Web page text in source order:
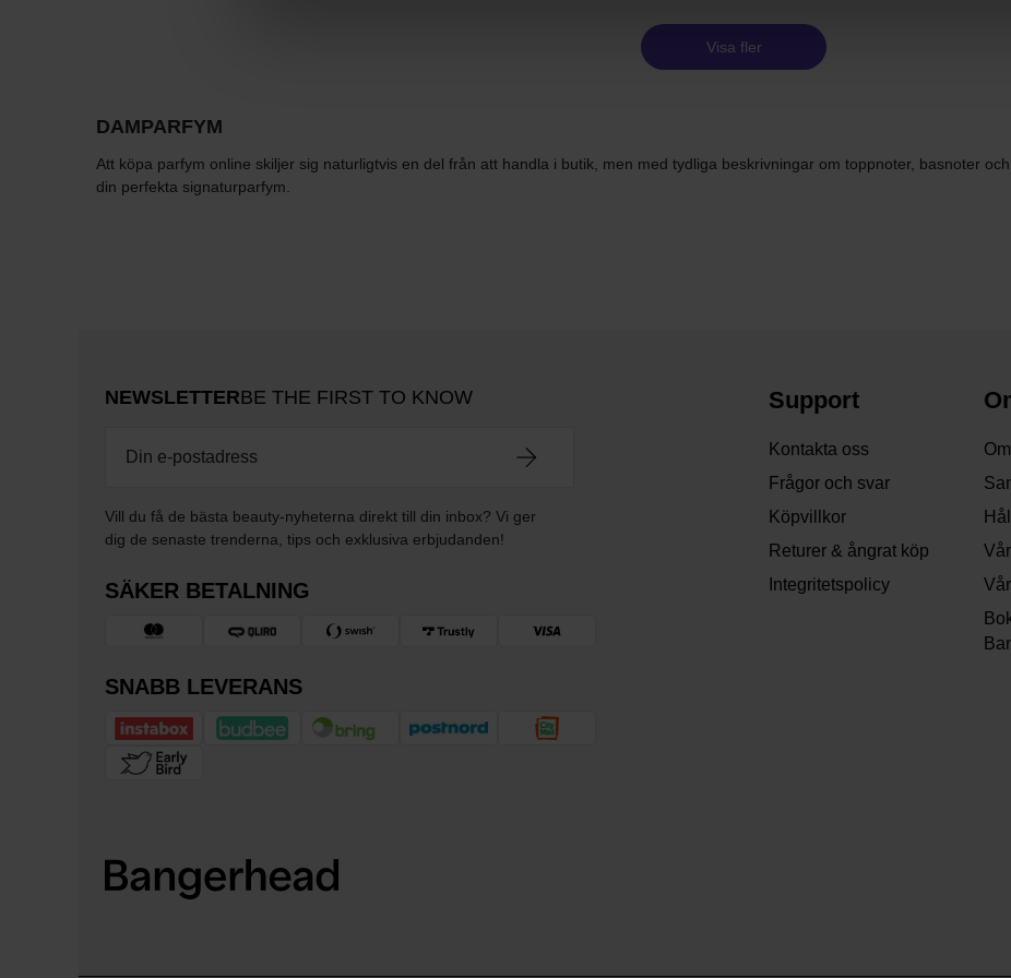
Visa fler
DAMPARFYM
Att köpa parfym online skiljer sig naturligtvis en del från att handla i butik, men med tydliga beskrivningar om toppnoter, basnoter
din perfekta signaturparfym.
NEWSLETTERBE THE FIRST TO KNOW
Vill du få de bästa beauty-nyheterna direkt till din inbox? Vi ger
dig de senaste trenderna, tips och exklusiva erbjudanden!
SÄKER BETALNING
SNABB LEVERANS
Support
Kontakta oss
Frågor och svar
Köpvillkor
Returer & ångrat köp
Integritetspolicy